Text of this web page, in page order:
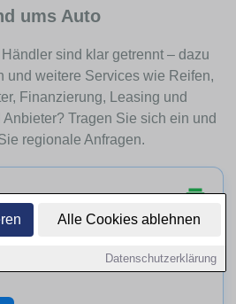
Alle Cookies ablehnen
Datenschutzerklärung
ums Auto
sind klar getrennt – dazu
und weitere Services wie Reifen,
Finanzierung, Leasing und
Tragen Sie sich ein und
regionale Anfragen.
geprüfte Gebrauchte und